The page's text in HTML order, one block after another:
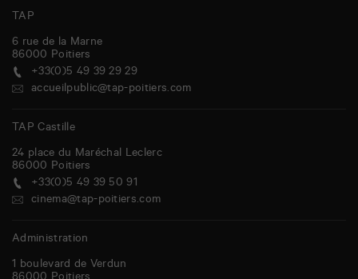
TAP
6 rue de la Marne
86000 Poitiers
+33(0)5 49 39 29 29
accueilpublic@tap-poitiers.com
TAP Castille
24 place du Maréchal Leclerc
86000 Poitiers
+33(0)5 49 39 50 91
cinema@tap-poitiers.com
Administration
1 boulevard de Verdun